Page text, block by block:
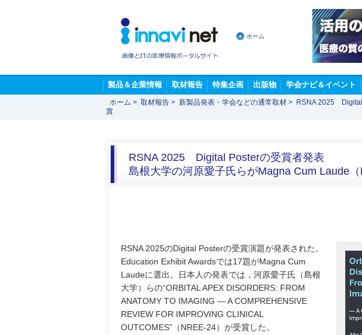
ホーム
製品＆企業情報 取材報告 特集企画 出版物 学会ナビ＆イベント
ホーム > 取材報告 > 新製品発表・学会などの通常取材 > RSNA 2025
賞
RSNA 2025 Digital Posterの受賞者発表
島根大学の河原愛子氏らがMagna Cum Laude
RSNA 2025のDigital Posterの受賞演題が発表された。
Education Exhibit Awardsでは17題がMagna Cum
Laudeに選出。日本人の発表では，河原愛子氏（島根
大学）らの“ORBITAL APEX DISORDERS: FROM
ANATOMY TO IMAGING — A COMPREHENSIVE
REVIEW FOR IMPROVING CLINICAL
OUTCOMES”（NREE-24）が受賞した。